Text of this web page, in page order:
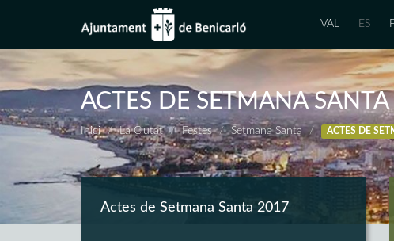
VAL ES
ACTES DE SETMANA SANTA
Inici La Ciutat Festes Setmana Santa ACTES DE
Actes de Setmana Santa 2017